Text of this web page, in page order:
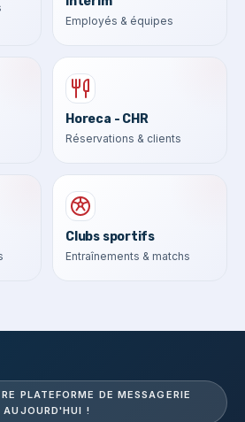
Employés & équipes
Horeca - CHR
Réservations & clients
Clubs sportifs
Entraînements & matchs
PLATEFORME DE MESSAGERIE
AUJOURD'HUI !